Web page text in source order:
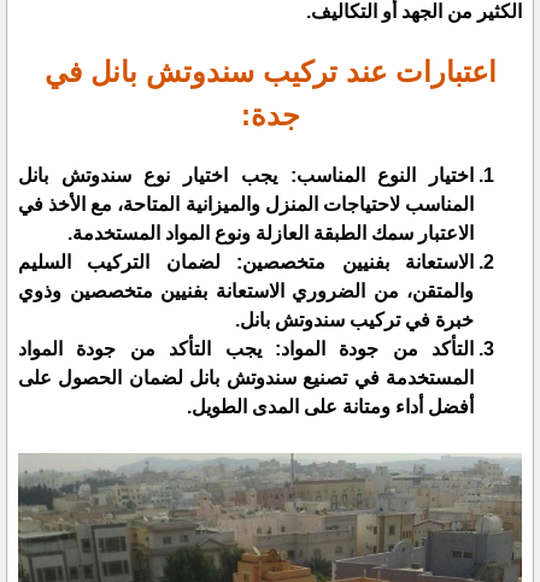
الكثير من الجهد أو التكاليف.
اعتبارات عند تركيب سندوتش بانل في
جدة:
اختيار النوع المناسب: يجب اختيار نوع سندوتش بانل
المناسب لاحتياجات المنزل والميزانية المتاحة، مع الأخذ في
الاعتبار سمك الطبقة العازلة ونوع المواد المستخدمة.
الاستعانة بفنيين متخصصين: لضمان التركيب السليم
والمتقن، من الضروري الاستعانة بفنيين متخصصين وذوي
خبرة في تركيب سندوتش بانل.
التأكد من جودة المواد: يجب التأكد من جودة المواد
المستخدمة في تصنيع سندوتش بانل لضمان الحصول على
أفضل أداء ومتانة على المدى الطويل.